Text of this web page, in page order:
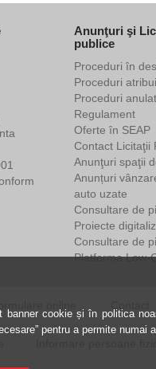
cookie și în politica
pentru a permite
Anunţuri şi
publice
Proceduri în
Proceduri
Proceduri
Regulament
Oferte în SEAP
Contact Licitaţii
Anunţuri spaţii
Anunțuri
auto uzate
Consultare de
Proiecte
Consultare de
Platforma Low-